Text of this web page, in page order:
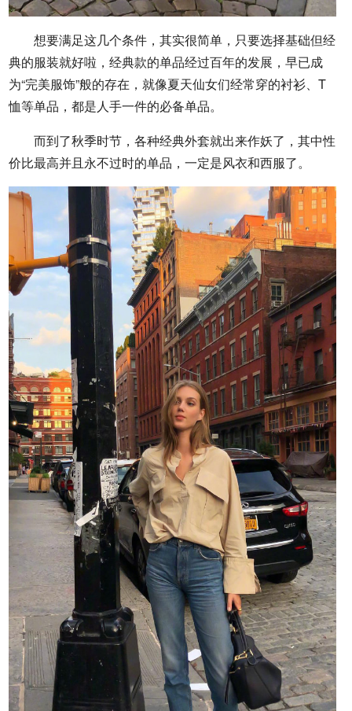
想要满足这几个条件，其实很简单，只要选择基础但经
典的服装就好啦，经典款的单品经过百年的发展，早已成
为“完美服饰”般的存在，就像夏天仙女们经常穿的衬衫、T
恤等单品，都是人手一件的必备单品。
而到了秋季时节，各种经典外套就出来作妖了，其中性
价比最高并且永不过时的单品，一定是风衣和西服了。